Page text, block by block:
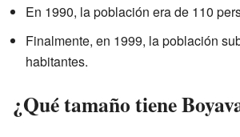
En 1990, la población era de 110
Finalmente, en 1999, la población
habitantes.
¿Qué tamaño tiene